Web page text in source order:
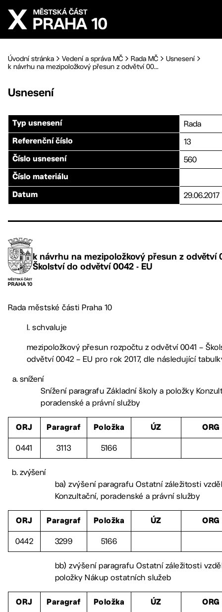
Přejít na hlavní obsah
Úvodní stránka Vedení a správa MČ Rada MČ
Usnesení
k návrhu na mezipoložkový přesun z odvětví 00...
Usnesení
Typ usnesení Rada
Referenční číslo 13
Číslo usnesení 560
Číslo materiálu
Datum 29.06.2017
k návrhu na mezipoložkový přesun z odvětví
Školství do odvětví 0042 - EU
Rada městské části Praha 10
I. schvaluje
mezipoložkový přesun rozpočtu z odvětví 0041 –
odvětví 0042 – EU pro rok 2017, dle následující
snížení
Snížení paragrafu Základní školy a položky
poradenské a právní služby
ORJ Paragraf Položka ÚZ ORG
0441 3113 5166
zvýšení
ba) zvýšení paragrafu Ostatní záležitosti
Konzultační, poradenské a právní služby
ORJ Paragraf Položka ÚZ ORG
0442 3299 5166
bb) zvýšení paragrafu Ostatní záležitosti
položky Nákup ostatních služeb
ORJ Paragraf Položka ÚZ ORG